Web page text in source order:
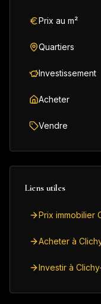
Prix au m²
Quartiers
Investissement
Acheter
Vendre
Liens utiles
Prix immobilier
Acheter à
Investir à